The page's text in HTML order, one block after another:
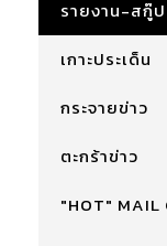
รายงาน-สกู๊ป
เกาะประเด็น
กระจายข่าว
ตะกร้าข่าว
"HOT" MAIL